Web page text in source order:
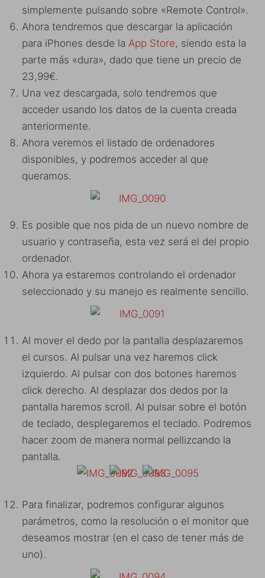
simplemente pulsando sobre «Remote Control».
Ahora tendremos que descargar la aplicación
para iPhones desde la App Store, siendo esta la
parte más «dura», dado que tiene un precio de
23,99€.
Una vez descargada, solo tendremos que
acceder usando los datos de la cuenta creada
anteriormente.
Ahora veremos el listado de ordenadores
disponibles, y podremos acceder al que
queramos.
Es posible que nos pida de un nuevo nombre de
usuario y contraseña, esta vez será el del propio
ordenador.
Ahora ya estaremos controlando el ordenador
seleccionado y su manejo es realmente sencillo.
Al mover el dedo por la pantalla desplazaremos
el cursos. Al pulsar una vez haremos click
izquierdo. Al pulsar con dos botones haremos
click derecho. Al desplazar dos dedos por la
pantalla haremos scroll. Al pulsar sobre el botón
de teclado, desplegaremos el teclado. Podremos
hacer zoom de manera normal pellizcando la
pantalla.
Para finalizar, podremos configurar algunos
parámetros, como la resolución o el monitor que
deseamos mostrar (en el caso de tener más de
uno).